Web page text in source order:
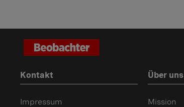
Kontakt
Impressum
Über uns
Mission